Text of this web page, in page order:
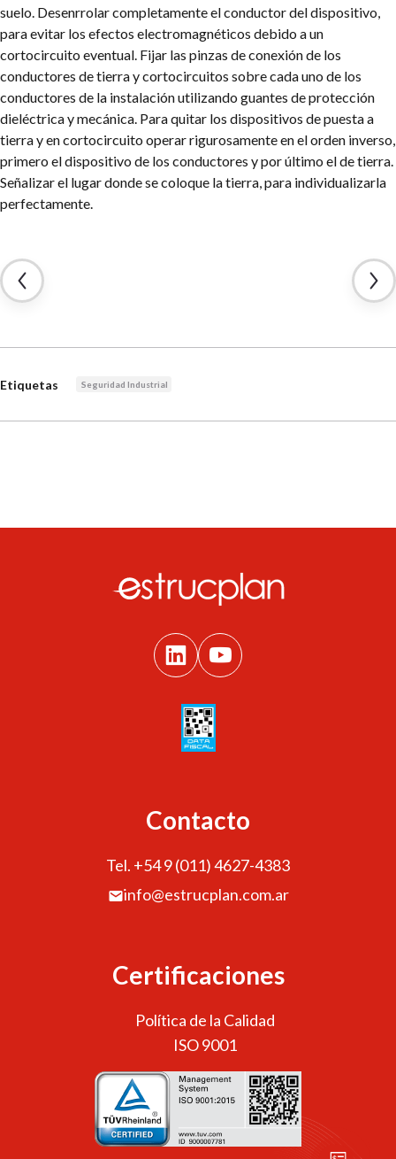
suelo. Desenrrolar completamente el conductor del dispositivo,
para evitar los efectos electromagnéticos debido a un
cortocircuito eventual. Fijar las pinzas de conexión de los
conductores de tierra y cortocircuitos sobre cada uno de los
conductores de la instalación utilizando guantes de protección
dieléctrica y mecánica. Para quitar los dispositivos de puesta a
tierra y en cortocircuito operar rigurosamente en el orden inverso,
primero el dispositivo de los conductores y por último el de tierra.
Señalizar el lugar donde se coloque la tierra, para individualizarla
perfectamente.
Etiquetas Seguridad Industrial
Contacto
Tel. +54 9 (011) 4627-4383
info@estrucplan.com.ar
Certificaciones
Política de la Calidad
ISO 9001